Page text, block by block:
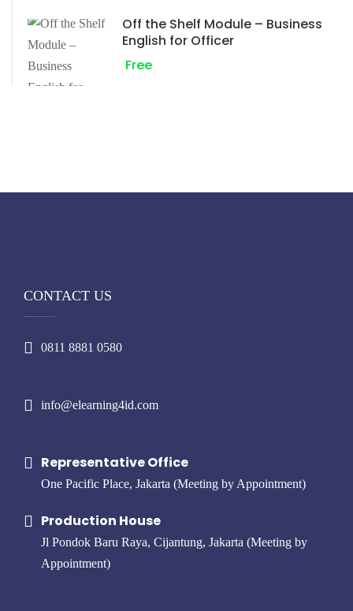
Off the Shelf Module – Business
English for Officer
Free
CONTACT US
0811 8881 0580
info@elearning4id.com
Representative Office
One Pacific Place, Jakarta (Meeting by Appointment)
Production House
Jl Pondok Baru Raya, Cijantung, Jakarta (Meeting by
Appointment)